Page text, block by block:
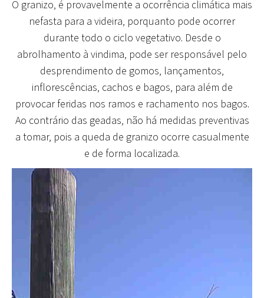
O granizo, é provavelmente a ocorrência climática mais
nefasta para a videira, porquanto pode ocorrer
durante todo o ciclo vegetativo. Desde o
abrolhamento à vindima, pode ser responsável pelo
desprendimento de gomos, lançamentos,
inflorescências, cachos e bagos, para além de
provocar feridas nos ramos e rachamento nos bagos.
Ao contrário das geadas, não há medidas preventivas
a tomar, pois a queda de granizo ocorre casualmente
e de forma localizada.